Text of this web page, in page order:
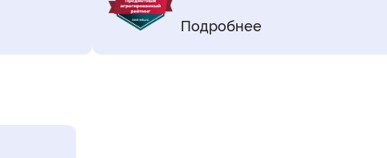
Подробнее